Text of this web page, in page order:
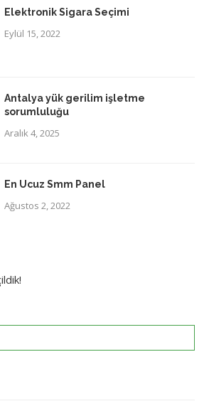
Elektronik Sigara Seçimi
Eylül 15, 2022
Antalya yük gerilim işletme
sorumluluğu
Aralık 4, 2025
En Ucuz Smm Panel
Ağustos 2, 2022